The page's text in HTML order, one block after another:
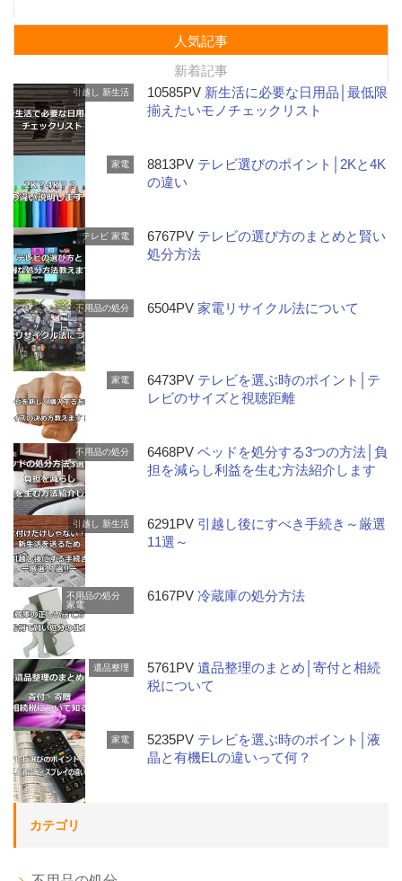
人気記事
新着記事
引越し 新生活 10585PV 新生活に必要な日用品│最低限
揃えたいモノチェックリスト
家電 8813PV テレビ選びのポイント│2Kと4K
の違い
テレビ 家電 6767PV テレビの選び方のまとめと賢い
処分方法
不用品の処分 6504PV家電リサイクル法について
家電 6473PV テレビを選ぶ時のポイント│テ
レビのサイズと視聴距離
不用品の処分 6468PVベッドを処分する3つの方法│負
担を減らし利益を生む方法紹介します
引越し 新生活 6291PV 引越し後にすべき手続き～厳選
11選～
不用品の処分
家電
6167PV冷蔵庫の処分方法
遺品整理 5761PV遺品整理のまとめ│寄付と相続
税について
家電 5235PV テレビを選ぶ時のポイント│液
晶と有機ELの違いって何？
カテゴリ